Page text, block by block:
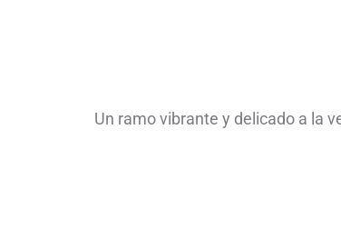
Un ramo vibrante y delicado a la